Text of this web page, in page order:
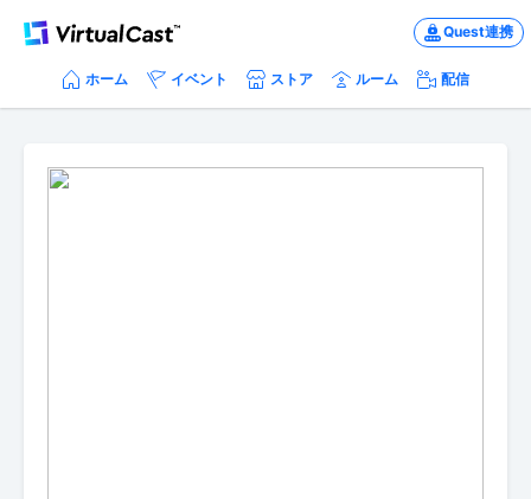
Quest連携
ホーム イベント ストア ルーム 配信